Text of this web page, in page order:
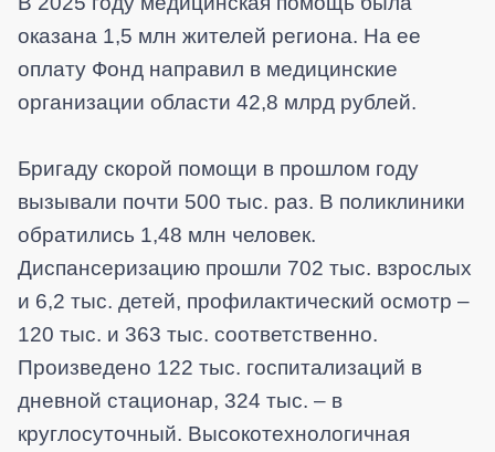
оказана 1,5 млн жителей региона. На ее
оплату Фонд направил в медицинские
организации области 42,8 млрд рублей.
Бригаду скорой помощи в прошлом году
вызывали почти 500 тыс. раз. В поликлиники
обратились 1,48 млн человек.
Диспансеризацию прошли 702 тыс. взрослых
и 6,2 тыс. детей, профилактический осмотр –
120 тыс. и 363 тыс. соответственно.
Произведено 122 тыс. госпитализаций в
дневной стационар, 324 тыс. – в
круглосуточный. Высокотехнологичная